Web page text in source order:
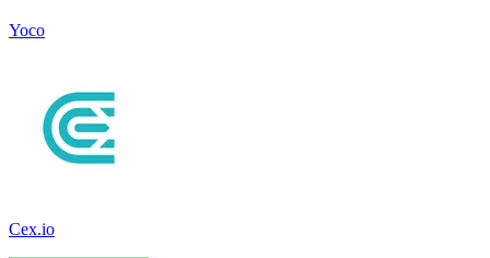
Yoco
Cex.io